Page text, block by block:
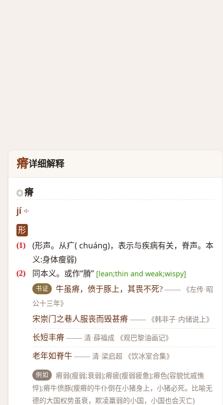
瘠详细解释
◎ 瘠
jí
形
(形声。从疒( chuáng)，表示与疾病有关，脊声。本
义:身体瘦弱)
同本义。或作“膌” [lean;thin and weak;wispy]
书证 牛虽瘠，偾于豚上，其畏不死? ——
《左传·昭
公十三年》
宋崇门之巷人服丧而毁甚瘠 —— 《韩非子·内储说上》
长短丰瘠 —— 清·薛福成 《观巴黎油画记》
老年如脊牛 —— 清·梁启超 《饮冰室合集》
例如
瘠弱(瘦弱;衰弱);瘠疲(瘦弱疲惫);瘠色(容貌忧戚憔
悴);瘠牛偾豚(瘦瘠的牛仆倒在小猪身上，小猪必死。比喻无
德的大国权势虽衰，欺凌羸弱的小国，小国也会灭亡)